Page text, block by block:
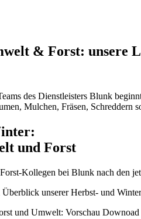
& Forst: unsere
des Dienstleisters Blunk
Mulchen, Fräsen, Schreddern
und Forst
Kollegen bei Blunk nach den
unserer Herbst- und